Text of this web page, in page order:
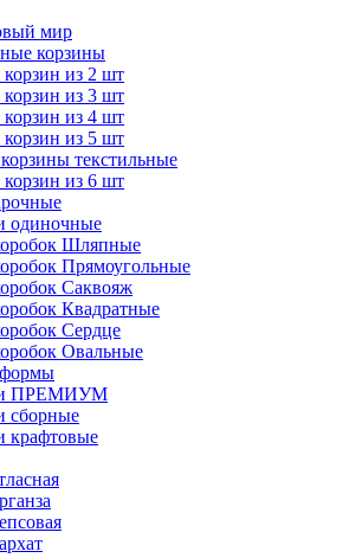
мир
корзины
из 2 шт
из 3 шт
из 4 шт
из 5 шт
текстильные
из 6 шт
одиночные
Шляпные
Прямоугольные
Саквояж
Квадратные
Сердце
Овальные
ПРЕМИУМ
сборные
крафтовые